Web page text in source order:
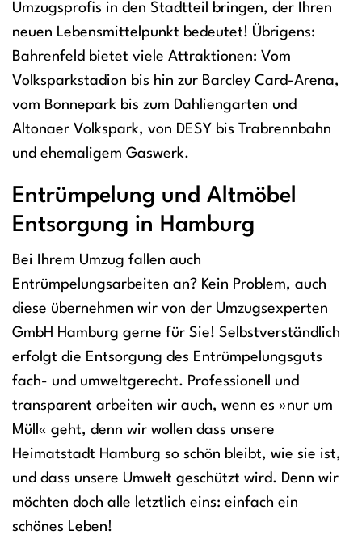
Umzugsprofis in den Stadtteil bringen, der Ihren
neuen Lebensmittelpunkt bedeutet! Übrigens:
Bahrenfeld bietet viele Attraktionen: Vom
Volksparkstadion bis hin zur Barcley Card-Arena,
vom Bonnepark bis zum Dahliengarten und
Altonaer Volkspark, von DESY bis Trabrennbahn
und ehemaligem Gaswerk.
Entrümpelung und Altmöbel
Entsorgung in Hamburg
Bei Ihrem Umzug fallen auch
Entrümpelungsarbeiten an? Kein Problem, auch
diese übernehmen wir von der Umzugsexperten
GmbH Hamburg gerne für Sie! Selbstverständlich
erfolgt die Entsorgung des Entrümpelungsguts
fach- und umweltgerecht. Professionell und
transparent arbeiten wir auch, wenn es »nur um
Müll« geht, denn wir wollen dass unsere
Heimatstadt Hamburg so schön bleibt, wie sie ist,
und dass unsere Umwelt geschützt wird. Denn wir
möchten doch alle letztlich eins: einfach ein
schönes Leben!